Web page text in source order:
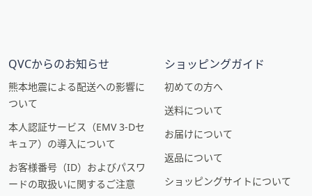
QVCからのお知らせ
熊本地震による配送への影響に
ついて
本人認証サービス（EMV 3-Dセ
キュア）の導入について
お客様番号（ID）およびパスワ
ードの取扱いに関するご注意
ショッピングガイド
初めての方へ
送料について
お届けについて
返品について
ショッピングサイトについて